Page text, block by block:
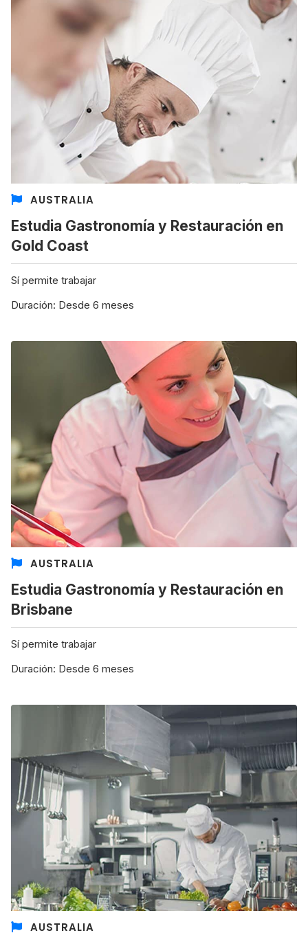
AUSTRALIA
Estudia Gastronomía y Restauración en
Gold Coast
Sí permite trabajar
Duración: Desde 6 meses
AUSTRALIA
Estudia Gastronomía y Restauración en
Brisbane
Sí permite trabajar
Duración: Desde 6 meses
AUSTRALIA